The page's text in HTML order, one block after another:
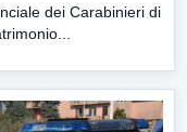
dei Carabinieri di